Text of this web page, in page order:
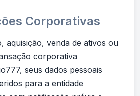
Corporativas
aquisição, venda de ativos ou
corporativa
seus dados pessoais
para a entidade